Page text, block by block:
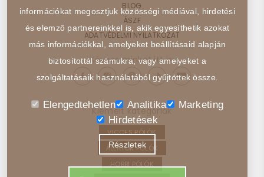
BLOG
ÁSZF
ADATVÉDELMI NYILATKOZAT
Kövess minket itt is:
Kiemelt kategóriák
VICCES PÓLÓK
ÁLLATOK PÓLÓK
HOBBI PÓLÓK
információkat megosztjuk közösségi médiával, hirdetési
és elemző partnereinkkel is, akik egyesíthetik azokat
más információkkal, amelyeket beállításaid alapján
biztosítottál számukra, vagy amelyeket a
szolgáltatásaik használatából gyűjtöttek össze.
Elengedtehetlen Analitika
Marketing
Hirdetések
Részletek